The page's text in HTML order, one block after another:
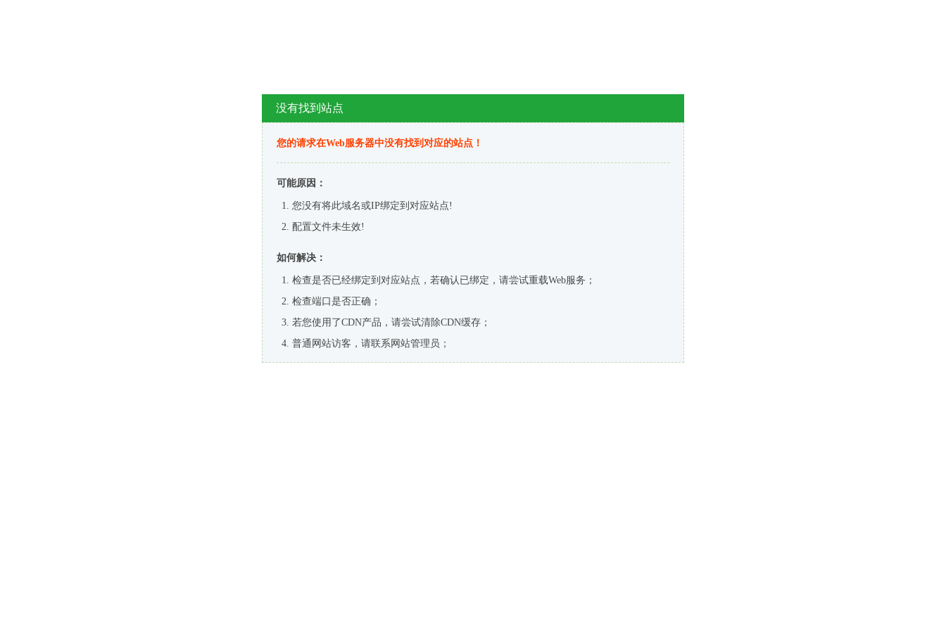
没有找到站点
您的请求在Web服务器中没有找到对应的站点！
可能原因：
您没有将此域名或IP绑定到对应站点!
配置文件未生效!
如何解决：
检查是否已经绑定到对应站点，若确认已绑定，请尝试重载Web服务；
检查端口是否正确；
若您使用了CDN产品，请尝试清除CDN缓存；
普通网站访客，请联系网站管理员；